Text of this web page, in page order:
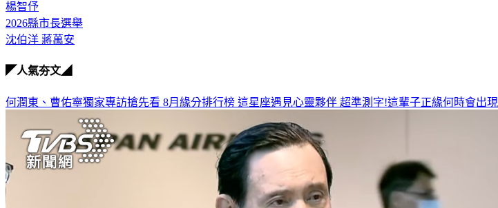
楊智伃
2026縣市長選舉
沈伯洋 蔣萬安
◤人氣夯文◢
何潤東、曹佑寧獨家專訪搶先看 8月緣分排行榜 這星座遇見心靈夥伴 超準測字!這輩子正緣何時會出現